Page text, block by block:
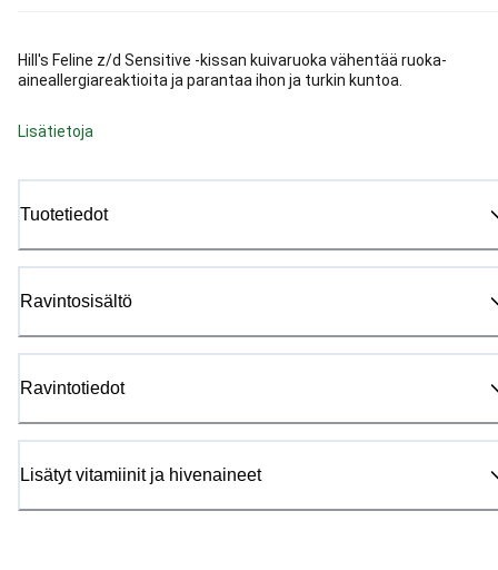
Hill's Feline z/d Sensitive -kissan kuivaruoka vähentää ruoka-
aineallergiareaktioita ja parantaa ihon ja turkin kuntoa.
Lisätietoja
Tuotetiedot
Ravintosisältö
Ravintotiedot
Lisätyt vitamiinit ja hivenaineet